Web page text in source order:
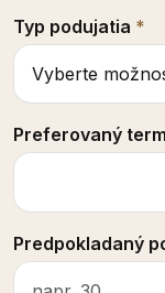
Typ podujatia *
Preferovaný
Predpokladaný